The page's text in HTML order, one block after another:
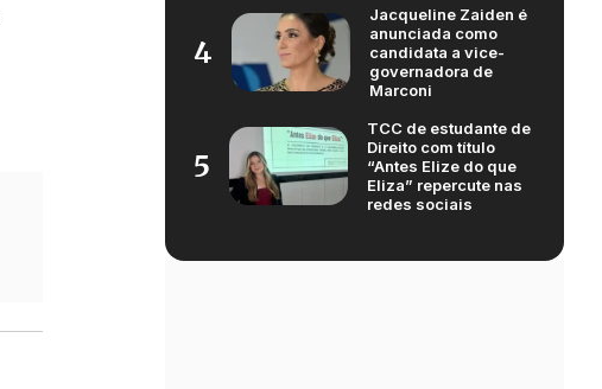
4
Jacqueline Zaiden é
anunciada como
candidata a vice-
governadora de
Marconi
5
TCC de estudante de
Direito com título
“Antes Elize do que
Eliza” repercute nas
redes sociais